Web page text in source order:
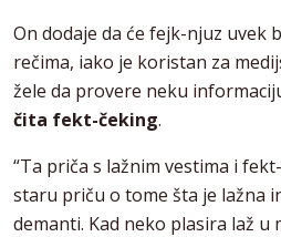
On dodaje da će fejk-njuz uvek
rečima, iako je koristan za
žele da provere neku
čita fekt-čeking.
“Ta priča s lažnim vestima i
staru priču o tome šta je lažna
demanti. Kad neko plasira laž u